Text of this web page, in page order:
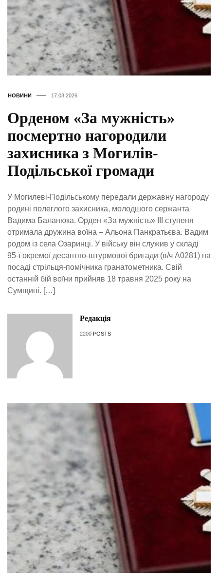
НОВИНИ 17.03.2026
Орденом «За мужність»
посмертно нагородили
захисника з Могилів-
Подільської громади
У Могилеві-Подільському передали державну нагороду
родині полеглого захисника, молодшого сержанта
Вадима Баланюка. Орден «За мужність» III ступеня
отримала дружина воїна – Альона Панкратьєва. Вадим
родом із села Озаринці. У війську він служив у складі
95-ї окремої десантно-штурмової бригади (в/ч А0281) на
посаді стрільця-помічника гранатометника. Свій
останній бій воїни прийняв 18 травня 2025 року на
Сумщині. […]
Редакція
2200 POSTS